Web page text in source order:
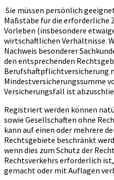
Sie müssen persönlich
Maßstäbe für die erforderliche
Vorleben (insbesondere
wirtschaftlichen Verhältnisse.
Nachweis besonderer
den entsprechenden
Berufshaftpflichtversicherung
Mindestversicherungssumme
Versicherungsfall ist
Registriert werden können
sowie Gesellschaften ohne
kann auf einen oder mehrere
Rechtsgebiete beschränkt
wenn dies zum Schutz der
Rechtsverkehrs erforderlich
gemacht oder mit Auflagen